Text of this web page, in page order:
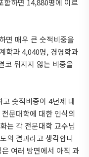
함하면 14,880명에 이르
면 매우 큰 숫적비중을
학과 4,040명, 경영학과
코 뒤지지 않는 비중을
숫적비중이 4년제 대
문대학에 대한 인식의
는 각 전문대학 교수님
의 결과라고 생각합니
여러 방면에서 아직 과